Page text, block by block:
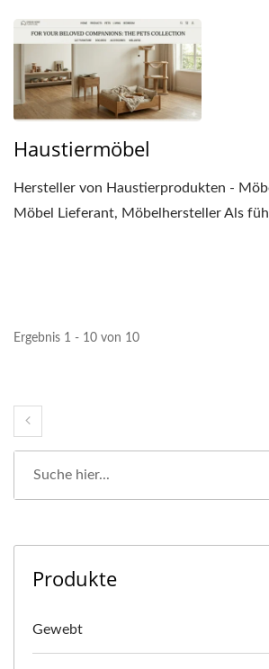
Haustiermöbel
Hersteller von Haustierprodukten -
Möbel Lieferant, Möbelhersteller Als
Ergebnis 1 - 10 von 10
Produkte
Gewebt